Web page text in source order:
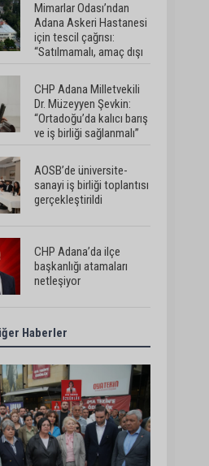
Mimarlar Odası’ndan
Adana Askeri Hastanesi
için tescil çağrısı:
“Satılmamalı, amaç dışı
CHP Adana Milletvekili
Dr. Müzeyyen Şevkin:
“Ortadoğu’da kalıcı barış
ve iş birliği sağlanmalı”
AOSB’de üniversite-
sanayi iş birliği toplantısı
gerçekleştirildi
CHP Adana’da ilçe
başkanlığı atamaları
netleşiyor
Adana Büyükşehir Yaz
Spor Okulları’nda 30 bin
çocuk sporla buluştu
Beşiktaş dosyasında iki
tahliye: Özcan Zenger ve
Utku Caner Çaykara
serbest bırakıldı
Haberler